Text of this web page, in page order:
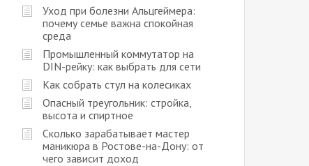
Уход при болезни Альцгеймера:
почему семье важна спокойная
среда
Промышленный коммутатор на
DIN-рейку: как выбрать для сети
Как собрать стул на колесиках
Опасный треугольник: стройка,
высота и спиртное
Сколько зарабатывает мастер
маникюра в Ростове-на-Дону: от
чего зависит доход